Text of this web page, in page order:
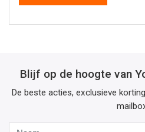
Blijf op de hoogte van
De beste acties, exclusieve